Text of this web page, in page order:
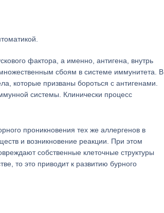
фактора, а именно, антигена, внутрь
сбоям в системе иммунитета. В
которые призваны бороться с антигенами.
системы. Клинически процесс
проникновения тех же аллергенов в
и возникновение реакции. При этом
собственные клеточные структуры
то это приводит к развитию бурного